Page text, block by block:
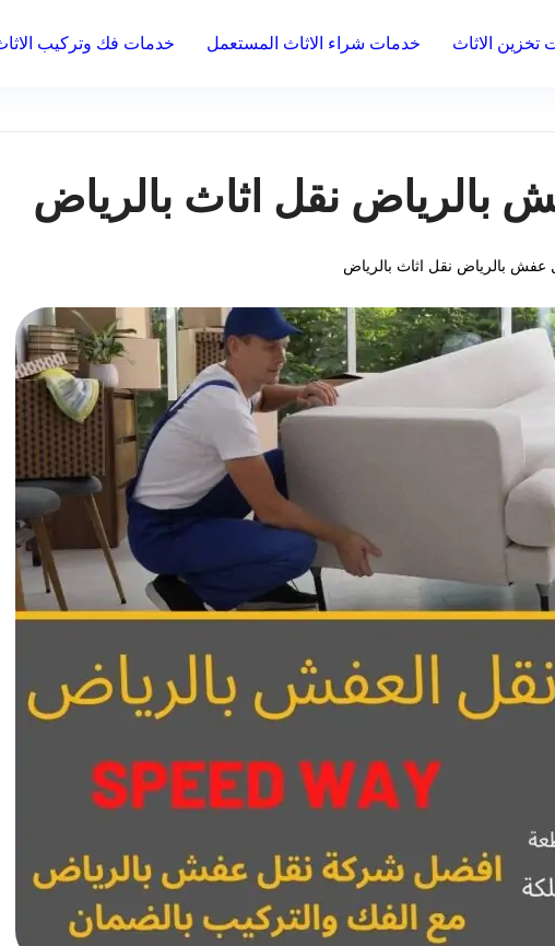
تخزين الاثاث خدمات شراء الاثاث المستعمل خدمات فك وتركيب
نقل اثاث بالرياض
بالرياض نقل اثاث بالرياض